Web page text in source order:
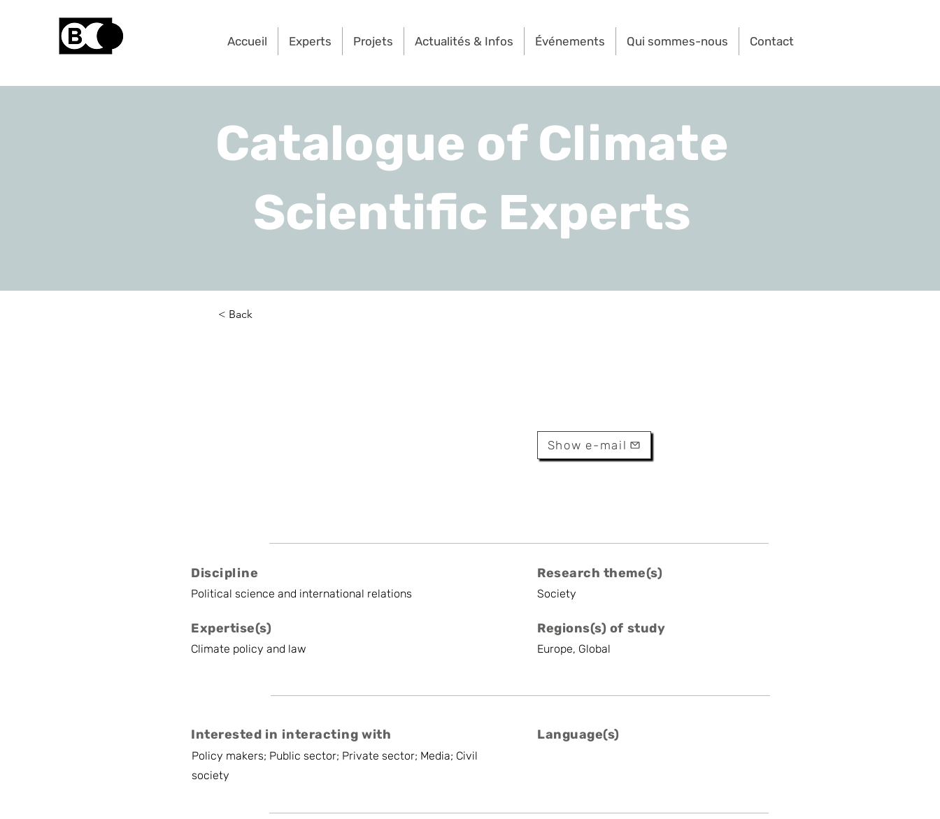
Accueil Experts Projets Actualités & Infos Événements Qui sommes-nous Contact
Catalogue of Climate
Scientific Experts
Show e-mail
Discipline
Political science and international relations
Expertise(s)
Climate policy and law
Research theme(s)
Society
Regions(s) of study
Europe, Global
Interested in interacting with
Policy makers; Public sector; Private sector; Media; Civil
society
Language(s)
< Back